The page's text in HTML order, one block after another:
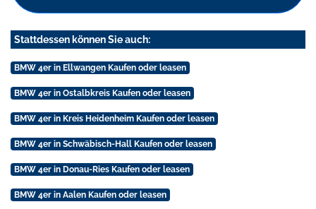
Stattdessen können Sie auch:
BMW 4er in Ellwangen Kaufen oder leasen
BMW 4er in Ostalbkreis Kaufen oder leasen
BMW 4er in Kreis Heidenheim Kaufen oder leasen
BMW 4er in Schwäbisch-Hall Kaufen oder leasen
BMW 4er in Donau-Ries Kaufen oder leasen
BMW 4er in Aalen Kaufen oder leasen